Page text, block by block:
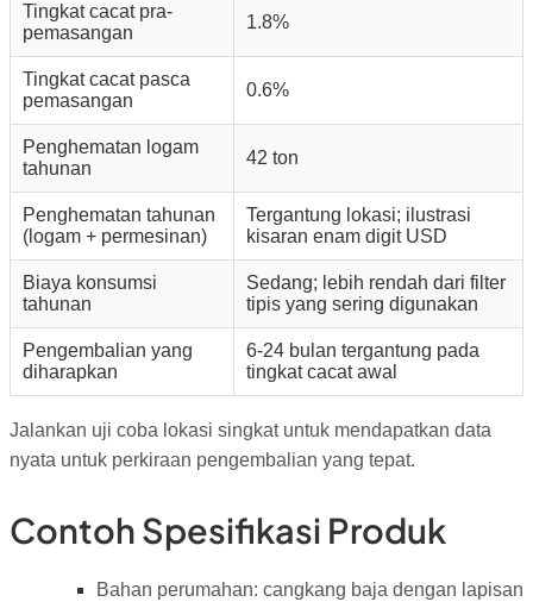
Tingkat cacat pra-
pemasangan
1.8%
Tingkat cacat pasca
pemasangan
0.6%
Penghematan logam
tahunan
42 ton
Penghematan tahunan
(logam + permesinan)
Tergantung lokasi; ilustrasi
kisaran enam digit USD
Biaya konsumsi
tahunan
Sedang; lebih rendah dari filter
tipis yang sering digunakan
Pengembalian yang
diharapkan
6-24 bulan tergantung pada
tingkat cacat awal
Jalankan uji coba lokasi singkat untuk mendapatkan data
nyata untuk perkiraan pengembalian yang tepat.
Contoh Spesifikasi Produk
Bahan perumahan: cangkang baja dengan lapisan